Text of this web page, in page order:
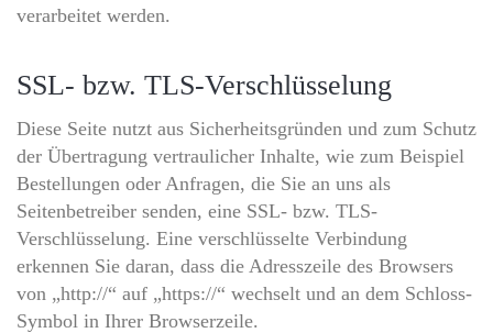
verarbeitet werden.
SSL- bzw. TLS-Verschlüsselung
Diese Seite nutzt aus Sicherheitsgründen und zum Schutz
der Übertragung vertraulicher Inhalte, wie zum Beispiel
Bestellungen oder Anfragen, die Sie an uns als
Seitenbetreiber senden, eine SSL- bzw. TLS-
Verschlüsselung. Eine verschlüsselte Verbindung
erkennen Sie daran, dass die Adresszeile des Browsers
von „http://“ auf „https://“ wechselt und an dem Schloss-
Symbol in Ihrer Browserzeile.